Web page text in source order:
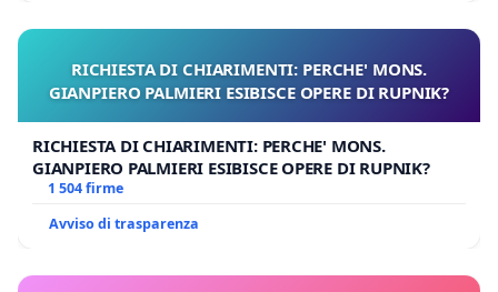
RICHIESTA DI CHIARIMENTI: PERCHE' MONS.
GIANPIERO PALMIERI ESIBISCE OPERE DI RUPNIK?
RICHIESTA DI CHIARIMENTI: PERCHE' MONS.
GIANPIERO PALMIERI ESIBISCE OPERE DI RUPNIK?
1 504 firme
Avviso di trasparenza